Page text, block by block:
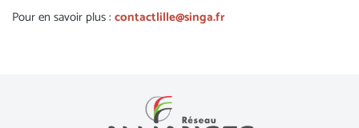
Pour en savoir plus : contactlille@singa.fr